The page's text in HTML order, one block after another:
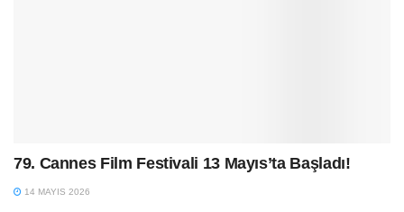
79. Cannes Film Festivali 13 Mayıs’ta Başladı!
14 MAYIS 2026